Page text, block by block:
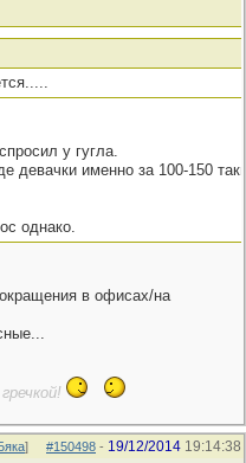
у гугла.
девачки именно за 100-150
однако.
в офисах/на
#150498 - 19/12/2014 19:14:38
]